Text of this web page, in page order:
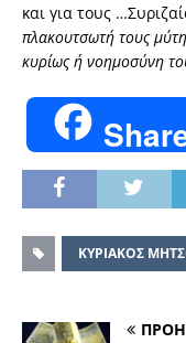
και για τους
πλακουτσωτή τους
κυρίως ή νοημοσύνη
ΚΥΡΙΑΚΟΣ